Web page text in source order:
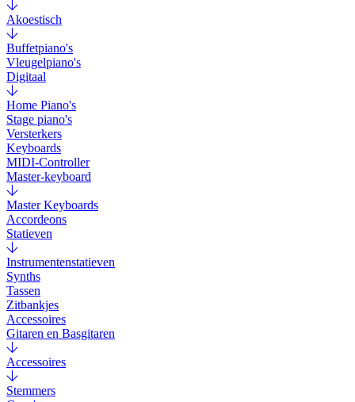
Akoestisch
Buffetpiano's
Vleugelpiano's
Digitaal
Home Piano's
Stage piano's
Versterkers
Keyboards
MIDI-Controller
Master-keyboard
Master Keyboards
Accordeons
Statieven
Instrumentenstatieven
Synths
Tassen
Zitbankjes
Accessoires
Gitaren en Basgitaren
Accessoires
Stemmers